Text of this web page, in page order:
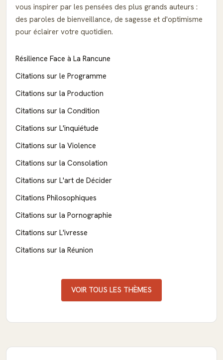
vous inspirer par les pensées des plus grands auteurs :
des paroles de bienveillance, de sagesse et d'optimisme
pour éclairer votre quotidien.
Résilience Face à La Rancune
Citations sur le Programme
Citations sur la Production
Citations sur la Condition
Citations sur L'inquiétude
Citations sur la Violence
Citations sur la Consolation
Citations sur L'art de Décider
Citations Philosophiques
Citations sur la Pornographie
Citations sur L'ivresse
Citations sur la Réunion
VOIR TOUS LES THÈMES